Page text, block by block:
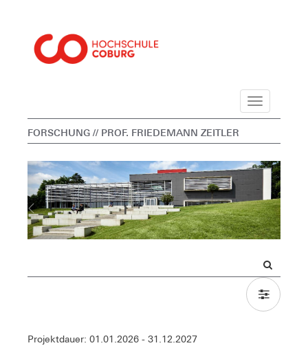
Navigation
FORSCHUNG // PROF. FRIEDEMANN ZEITLER
Projektdauer: 01.01.2026 - 31.12.2027